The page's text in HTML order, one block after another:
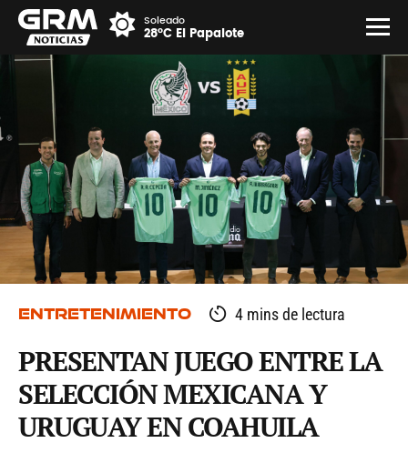
Soleado
28°C El Papalote
ENTRETENIMIENTO 4 mins de lectura
PRESENTAN JUEGO ENTRE LA
SELECCIÓN MEXICANA Y
URUGUAY EN COAHUILA